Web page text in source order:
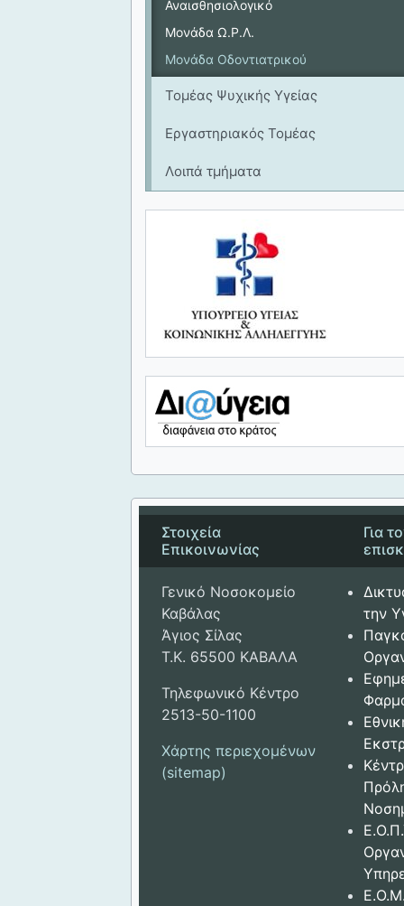
Αναισθησιολογικό
Μονάδα Ω.Ρ.Λ.
Μονάδα Οδοντιατρικού
Τομέας Ψυχικής Υγείας
Εργαστηριακός Τομέας
Λοιπά τμήματα
Στοιχεία
Επικοινωνίας
Γενικό Νοσοκομείο
Καβάλας
Άγιος Σίλας
Τ.Κ. 65500 ΚΑΒΑΛΑ
Τηλεφωνικό Κέντρο
2513-50-1100
Χάρτης περιεχομένων
(sitemap)
Για
την